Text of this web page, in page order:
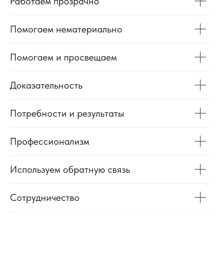
Помогаем нематериально
Помогаем и просвещаем
Доказательность
Потребности и результаты
Профессионализм
Используем обратную связь
Сотрудничество